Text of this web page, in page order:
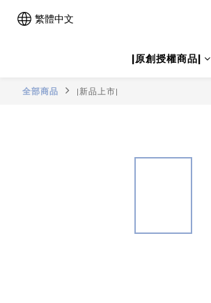
繁體中文
|原創授權商品|
全部商品 |新品上市|